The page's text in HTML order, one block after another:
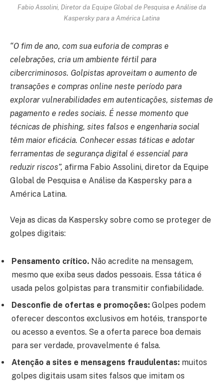
Fabio Assolini, Diretor da Equipe Global de Pesquisa e Análise da
Kaspersky para a América Latina
“O fim de ano, com sua euforia de compras e
celebrações, cria um ambiente fértil para
cibercriminosos. Golpistas aproveitam o aumento de
transações e compras online neste período para
explorar vulnerabilidades em autenticações, sistemas de
pagamento e redes sociais. É nesse momento que
técnicas de phishing, sites falsos e engenharia social
têm maior eficácia. Conhecer essas táticas e adotar
ferramentas de segurança digital é essencial para
reduzir riscos”, afirma Fabio Assolini, diretor da Equipe
Global de Pesquisa e Análise da Kaspersky para a
América Latina.
Veja as dicas da Kaspersky sobre como se proteger de
golpes digitais:
Pensamento crítico. Não acredite na mensagem,
mesmo que exiba seus dados pessoais. Essa tática é
usada pelos golpistas para transmitir confiabilidade.
Desconfie de ofertas e promoções: Golpes podem
oferecer descontos exclusivos em hotéis, transporte
ou acesso a eventos. Se a oferta parece boa demais
para ser verdade, provavelmente é falsa.
Atenção a sites e mensagens fraudulentas: muitos
golpes digitais usam sites falsos que imitam os